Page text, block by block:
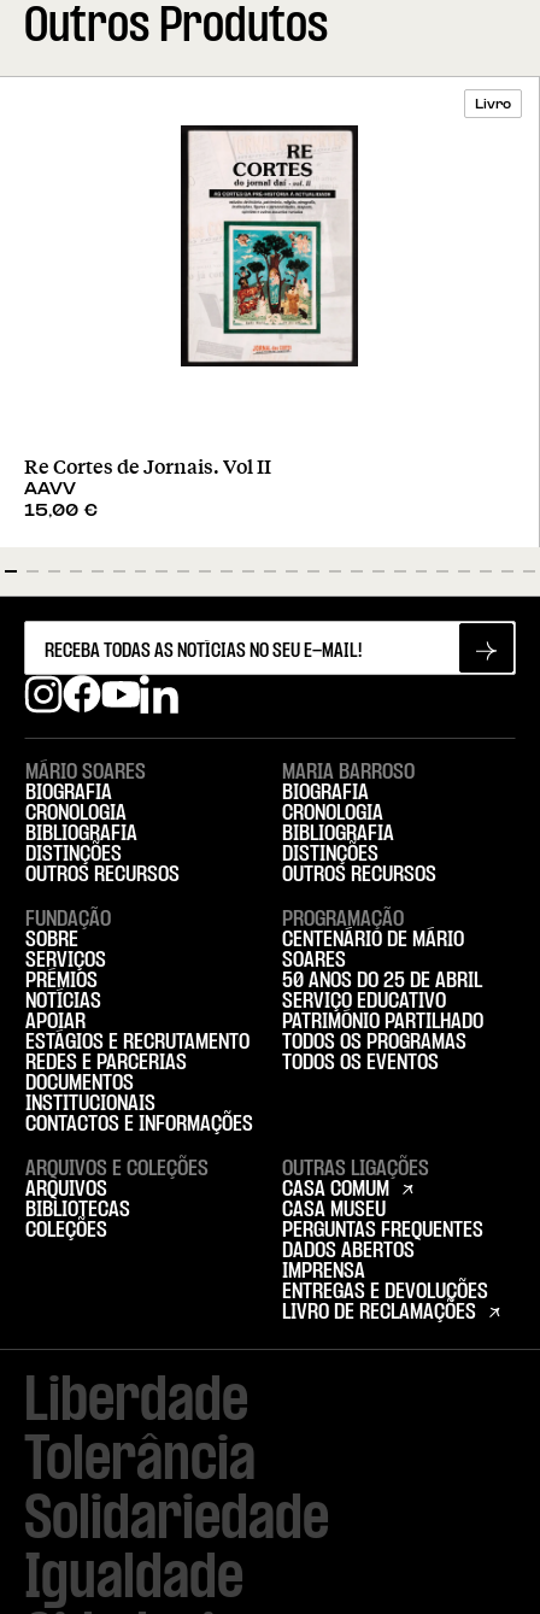
Outros Produtos
Livro
Re Cortes de Jornais. Vol II
AAVV
15,00 €
Liberdade
Tolerância
Solidariedade
Igualdade
MÁRIO SOARES
BIOGRAFIA
CRONOLOGIA
BIBLIOGRAFIA
DISTINÇÕES
OUTROS RECURSOS
MARIA BARROSO
BIOGRAFIA
CRONOLOGIA
BIBLIOGRAFIA
DISTINÇÕES
OUTROS RECURSOS
FUNDAÇÃO
SOBRE
SERVIÇOS
PRÉMIOS
NOTÍCIAS
APOIAR
ESTÁGIOS E RECRUTAMENTO
REDES E PARCERIAS
DOCUMENTOS
INSTITUCIONAIS
CONTACTOS E INFORMAÇÕES
PROGRAMAÇÃO
CENTENÁRIO DE MÁRIO
SOARES
50 ANOS DO 25 DE ABRIL
SERVIÇO EDUCATIVO
PATRIMÓNIO PARTILHADO
TODOS OS PROGRAMAS
TODOS OS EVENTOS
ARQUIVOS E COLEÇÕES
ARQUIVOS
BIBLIOTECAS
COLEÇÕES
OUTRAS LIGAÇÕES
CASA COMUM
CASA MUSEU
PERGUNTAS FREQUENTES
DADOS ABERTOS
IMPRENSA
ENTREGAS E DEVOLUÇÕES
LIVRO DE RECLAMAÇÕES